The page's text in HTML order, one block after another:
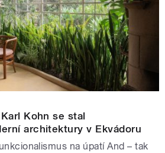
Kohn se stal
architektury v Ekvádoru
na úpatí And – tak